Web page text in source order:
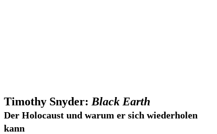
Timothy Snyder: Black Earth
Der Holocaust und warum er sich wiederholen
kann